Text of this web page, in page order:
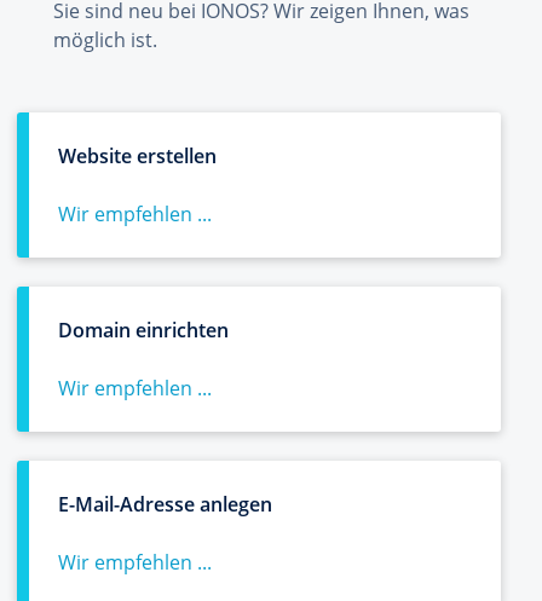
Sie sind neu bei IONOS? Wir zeigen Ihnen, was
möglich ist.
Website erstellen
Wir empfehlen ...
Domain einrichten
Wir empfehlen ...
E-Mail-Adresse anlegen
Wir empfehlen ...